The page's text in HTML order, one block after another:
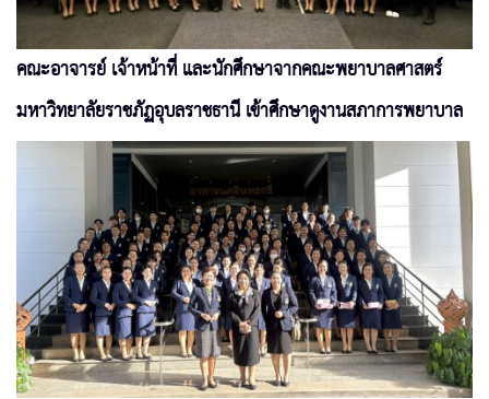
คณะอาจารย์ เจ้าหน้าที่ และนักศึกษาจากคณะพยาบาลศาสตร์
มหาวิทยาลัยราชภัฏอุบลราชธานี เข้าศึกษาดูงานสภาการพยาบาล